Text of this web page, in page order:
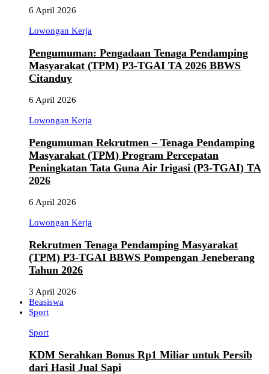
6 April 2026
Lowongan Kerja
Pengumuman: Pengadaan Tenaga Pendamping
Masyarakat (TPM) P3-TGAI TA 2026 BBWS
Citanduy
6 April 2026
Lowongan Kerja
Pengumuman Rekrutmen – Tenaga Pendamping
Masyarakat (TPM) Program Percepatan
Peningkatan Tata Guna Air Irigasi (P3-TGAI) TA
2026
6 April 2026
Lowongan Kerja
Rekrutmen Tenaga Pendamping Masyarakat
(TPM) P3-TGAI BBWS Pompengan Jeneberang
Tahun 2026
3 April 2026
Beasiswa
Sport
Sport
KDM Serahkan Bonus Rp1 Miliar untuk Persib
dari Hasil Jual Sapi